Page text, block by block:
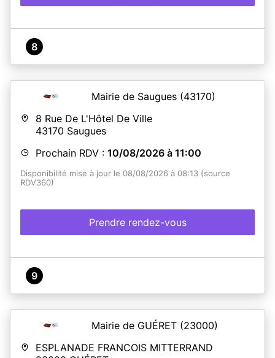
8
Mairie de Saugues (43170)
8 Rue De L'Hôtel De Ville
43170 Saugues
Prochain RDV : 10/08/2026 à 11:00
Disponibilité mise à jour le 08/08/2026 à 08:13 (source
RDV360)
Prendre rendez-vous
9
Mairie de GUÉRET (23000)
ESPLANADE FRANCOIS MITTERRAND